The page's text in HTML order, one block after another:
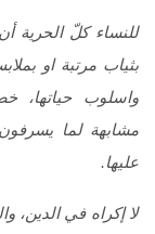
للنساء كلّ الحرية
بثياب مرتبة او
واسلوب حياتها،
مشابهة لما
عليها.
لا إكراه في الدين،